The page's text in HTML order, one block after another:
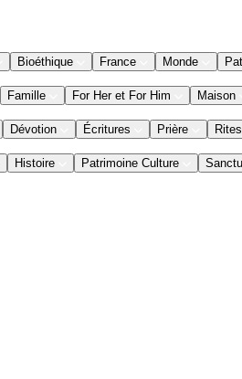
Bioéthique France Monde
Famille For Her et For Him Maison
Dévotion Écritures Prière Rites
Histoire Patrimoine Culture